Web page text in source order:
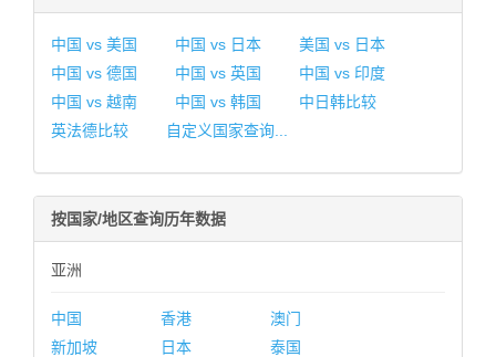
中国 vs 美国 中国 vs 日本
美国 vs 日本
中国 vs 德国
中国 vs 英国
中国 vs 印度
中国 vs 越南
中国 vs 韩国
中日韩比较
英法德比较
自定义国家查询...
按国家/地区查询历年数据
亚洲
中国 香港
澳门
新加坡
日本
泰国